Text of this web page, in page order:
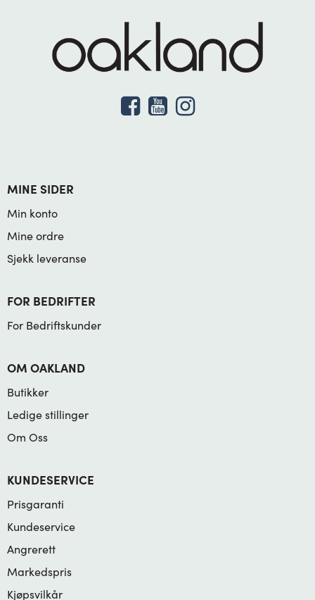
MINE SIDER
Min konto
Mine ordre
Sjekk leveranse
FOR BEDRIFTER
For Bedriftskunder
OM OAKLAND
Butikker
Ledige stillinger
Om Oss
KUNDESERVICE
Prisgaranti
Kundeservice
Angrerett
Markedspris
Kjøpsvilkår